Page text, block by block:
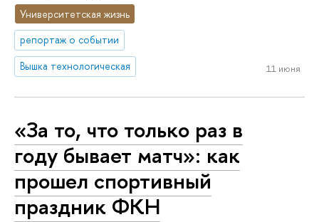
Университетская жизнь
репортаж о событии
Вышка технологическая
11 июня
«За то, что только раз в
году бывает матч»: как
прошел спортивный
праздник ФКН